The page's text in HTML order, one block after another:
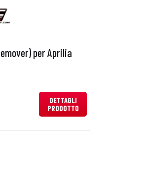
per Aprilia
DETTAGLI
PRODOTTO